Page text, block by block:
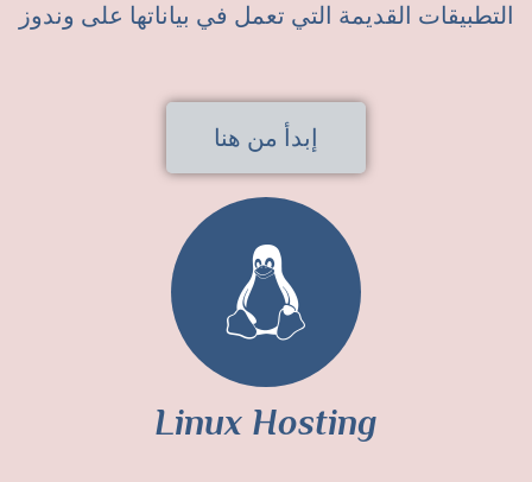
التطبيقات القديمة التي تعمل في بياناتها على وندوز
إبدأ من هنا
Linux Hosting